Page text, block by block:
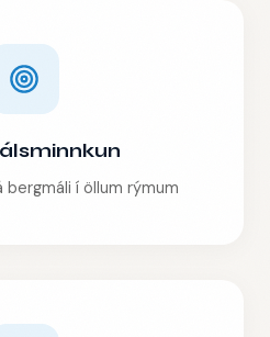
bergmáli í öllum rýmum